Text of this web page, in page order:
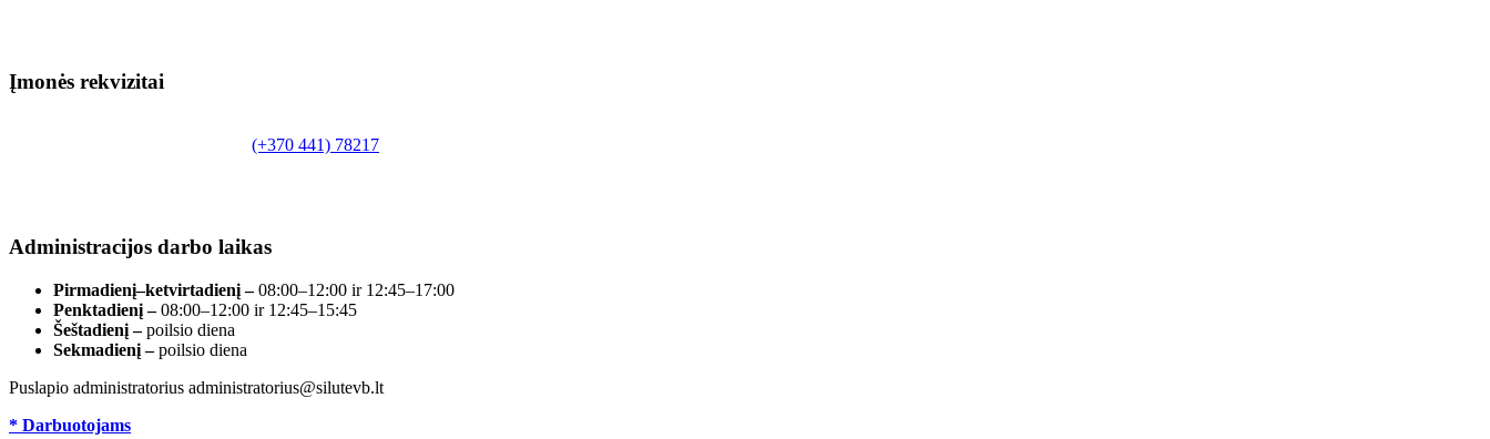
Įmonės rekvizitai
(+370 441) 78217
Administracijos darbo laikas
Pirmadienį–ketvirtadienį –08:00–12:00 ir 12:45–17:00
Penktadienį –08:00–12:00 ir 12:45–15:45
Šeštadienį –poilsio diena
Sekmadienį –poilsio diena
Puslapio administratorius administratorius@silutevb.lt
* Darbuotojams